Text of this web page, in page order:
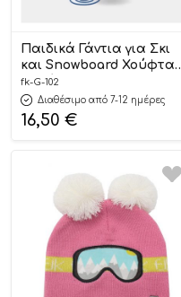
Παιδικά Γάντια για Σκι
και Snowboard Χούφτα
Δεινόσαυρος Μπλε G-102
– Fiko
fk-G-102
Διαθέσιμο από 7-12 ημέρες
16,50 €